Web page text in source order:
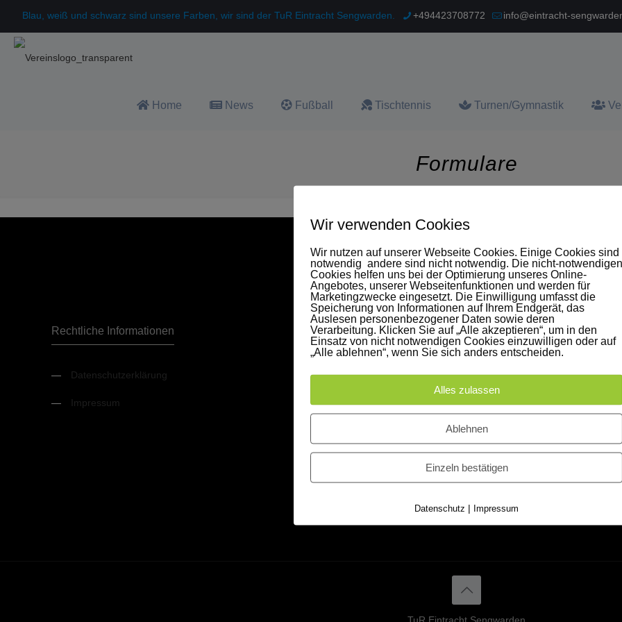
Blau, weiß und schwarz sind unsere Farben, wir sind der TuR Eintracht Sengwarden. +494423708772 info@eintracht-
Home News Fußball Tischtennis Turnen/Gymnastik
Formulare
Rechtliche Informationen
— Datenschutzerklärung
— Impressum
Weitere Links
—
Hallenzeiten der Sporthalle
Sengwarden
— Tischtennis Sengwarden
Wir verwenden Cookies
Wir nutzen auf unserer Webseite Cookies. Einige Cookies sind
notwendig andere sind nicht notwendig. Die nicht-notwendigen
Cookies helfen uns bei der Optimierung unseres Online-
Angebotes, unserer Webseitenfunktionen und werden für
Marketingzwecke eingesetzt. Die Einwilligung umfasst die
Speicherung von Informationen auf Ihrem Endgerät, das
Auslesen personenbezogener Daten sowie deren
Verarbeitung. Klicken Sie auf „Alle akzeptieren“, um in den
Einsatz von nicht notwendigen Cookies einzuwilligen oder auf
„Alle ablehnen“, wenn Sie sich anders entscheiden.
Alles zulassen
Ablehnen
Einzeln bestätigen
Datenschutz | Impressum